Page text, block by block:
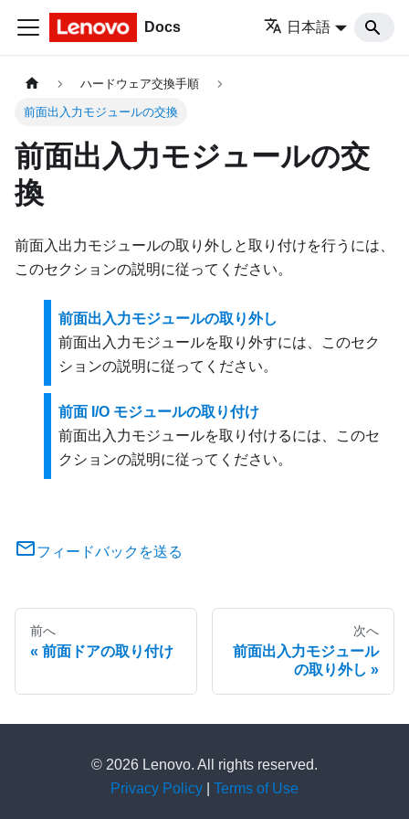
Docs 日本語
ハードウェア交換手順
前面出入力モジュールの交換
前面出入力モジュールの交
換
前面入出力モジュールの取り外しと取り付けを行うには、
このセクションの説明に従ってください。
前面出入力モジュールの取り外し
前面出入力モジュールを取り外すには、このセク
ションの説明に従ってください。
前面 I/O モジュールの取り付け
前面出入力モジュールを取り付けるには、このセ
クションの説明に従ってください。
フィードバックを送る
前へ
前面ドアの取り付け
次へ
前面出入力モジュール
の取り外し
© 2026 Lenovo. All rights reserved.
Privacy Policy
Terms of Use